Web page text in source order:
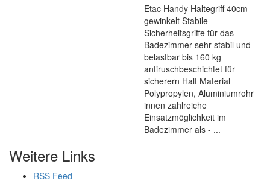
Etac Handy Haltegriff 40cm
gewinkelt Stabile
Sicherheitsgriffe für das
Badezimmer sehr stabil und
belastbar bis 160 kg
antiruschbeschichtet für
sicherern Halt Material
Polypropylen, Aluminiumrohr
innen zahlreiche
Einsatzmöglichkeit im
Badezimmer als - ...
Weitere Links
RSS Feed